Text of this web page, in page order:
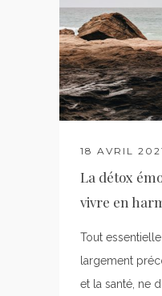
18 AVRIL
La détox
vivre en
Tout
largement
et la santé, ne